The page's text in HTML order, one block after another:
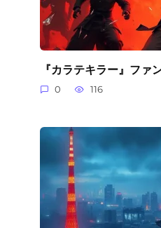
『カラテキラー』ファ
0 116